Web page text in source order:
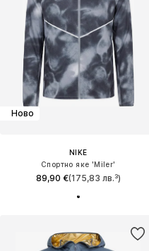
Ново
NIKE
Спортно яке 'Miler'
89,90 €(175,83 лв.³)